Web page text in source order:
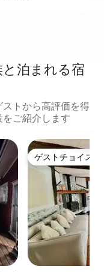
泊まれる宿
トから高評価を得
ご紹介します
ゲストチョイス
ゲストチョイス